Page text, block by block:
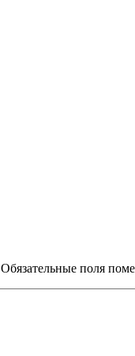
Обязательные поля